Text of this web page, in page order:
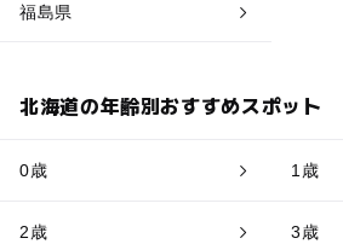
福島県
北海道の年齢別おすすめスポット
0歳 1歳
2歳 3歳